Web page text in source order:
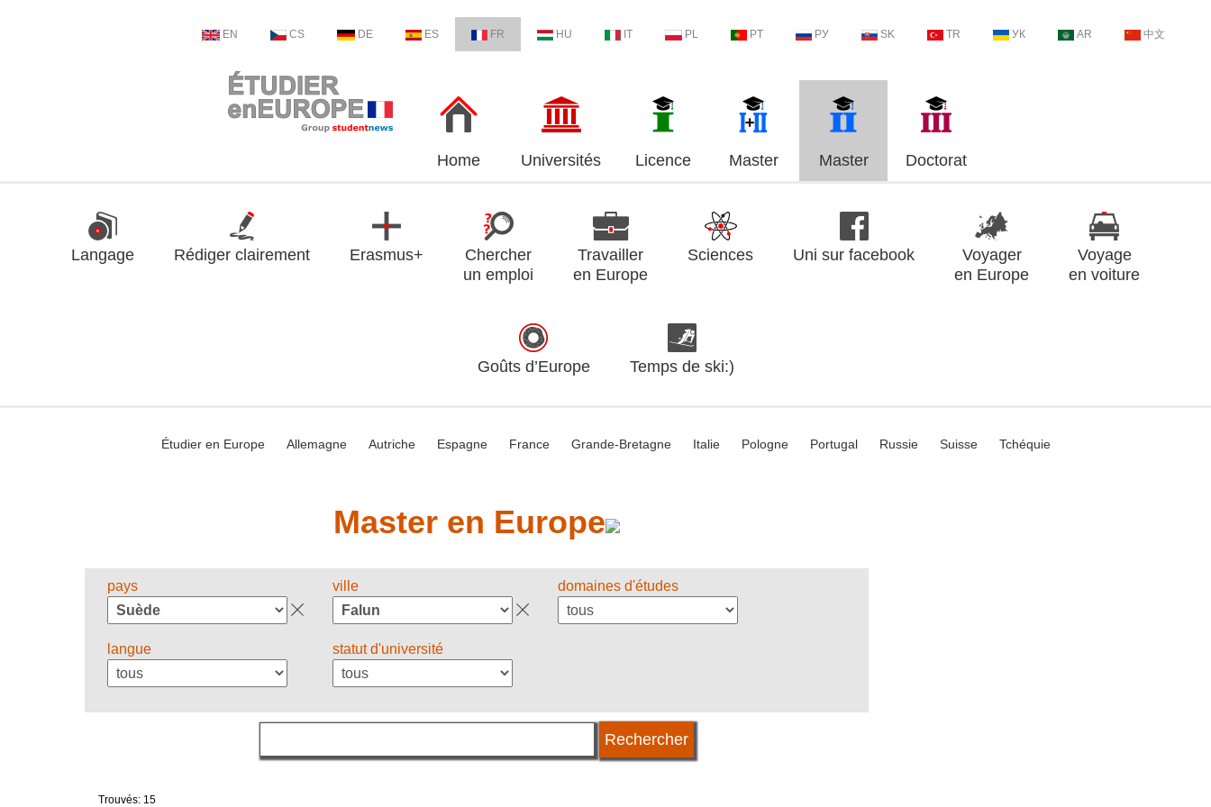
EN CS DE ES FR HU IT PL PT РУ SK TR УК AR 中文
Home Universités Licence Master Master Doctorat
Langage Rédiger clairement Erasmus+
Chercher
un emploi
Travailler
en Europe
Sciences Uni sur facebook
Voyager
en Europe
Voyage
en voiture
Goûts d’Europe Temps de ski:)
Étudier en Europe Allemagne Autriche Espagne France Grande-Bretagne Italie Pologne Portugal Russie Suisse Tchéquie
Master en Europe
pays ville domaines d'études
langue statut d'université
Trouvés: 15